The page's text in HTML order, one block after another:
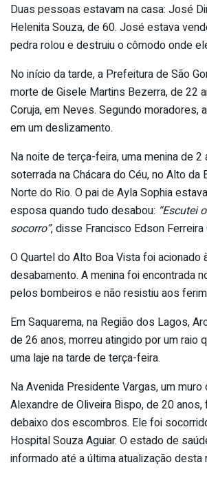
Duas pessoas estavam na casa: José
Helenita Souza, de 60. José estava
pedra rolou e destruiu o cômodo onde
No início da tarde, a Prefeitura de São
morte de Gisele Martins Bezerra, de 22
Coruja, em Neves. Segundo moradores,
em um deslizamento.
Na noite de terça-feira, uma menina de 2
soterrada na Chácara do Céu, no Alto da
Norte do Rio. O pai de Ayla Sophia
esposa quando tudo desabou: “Escutei
socorro”, disse Francisco Edson Ferreira
O Quartel do Alto Boa Vista foi acionado
desabamento. A menina foi encontrada
pelos bombeiros e não resistiu aos
Em Saquarema, na Região dos Lagos,
de 26 anos, morreu atingido por um raio
uma laje na tarde de terça-feira.
Na Avenida Presidente Vargas, um muro
Alexandre de Oliveira Bispo, de 20
debaixo dos escombros. Ele foi
Hospital Souza Aguiar. O estado de
informado até a última atualização desta